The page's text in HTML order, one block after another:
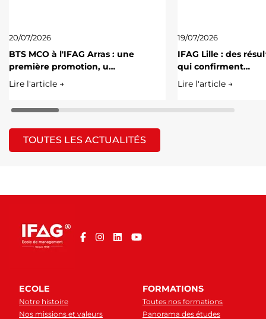
20/07/2026
BTS MCO à l'IFAG Arras : une
première promotion, u…
Lire l'article →
19/07/2026
IFAG Lille : des
qui confirment…
Lire l'article →
TOUTES LES ACTUALITÉS
ECOLE
Notre histoire
Nos missions et valeurs
FORMATIONS
Toutes nos formations
Panorama des études